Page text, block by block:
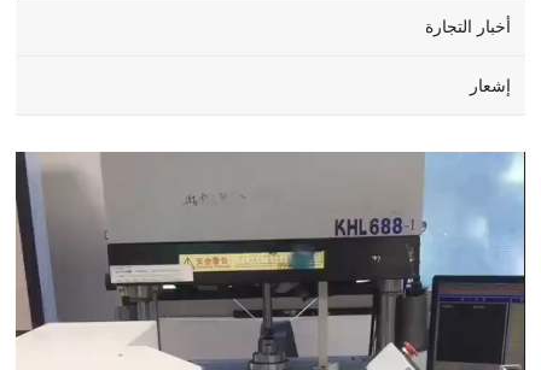
أخبار التجارة
إشعار
Video